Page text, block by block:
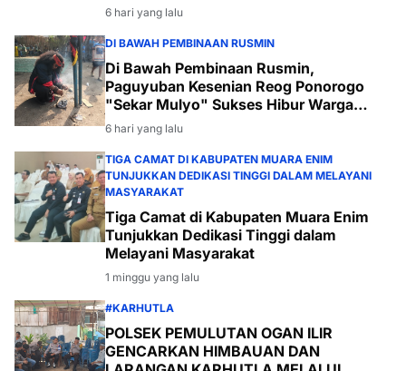
6 hari yang lalu
DI BAWAH PEMBINAAN RUSMIN
Di Bawah Pembinaan Rusmin,
Paguyuban Kesenian Reog Ponorogo
"Sekar Mulyo" Sukses Hibur Warga
Desa Payabakal
6 hari yang lalu
TIGA CAMAT DI KABUPATEN MUARA ENIM
TUNJUKKAN DEDIKASI TINGGI DALAM MELAYANI
MASYARAKAT
Tiga Camat di Kabupaten Muara Enim
Tunjukkan Dedikasi Tinggi dalam
Melayani Masyarakat
1 minggu yang lalu
#KARHUTLA
POLSEK PEMULUTAN OGAN ILIR
GENCARKAN HIMBAUAN DAN